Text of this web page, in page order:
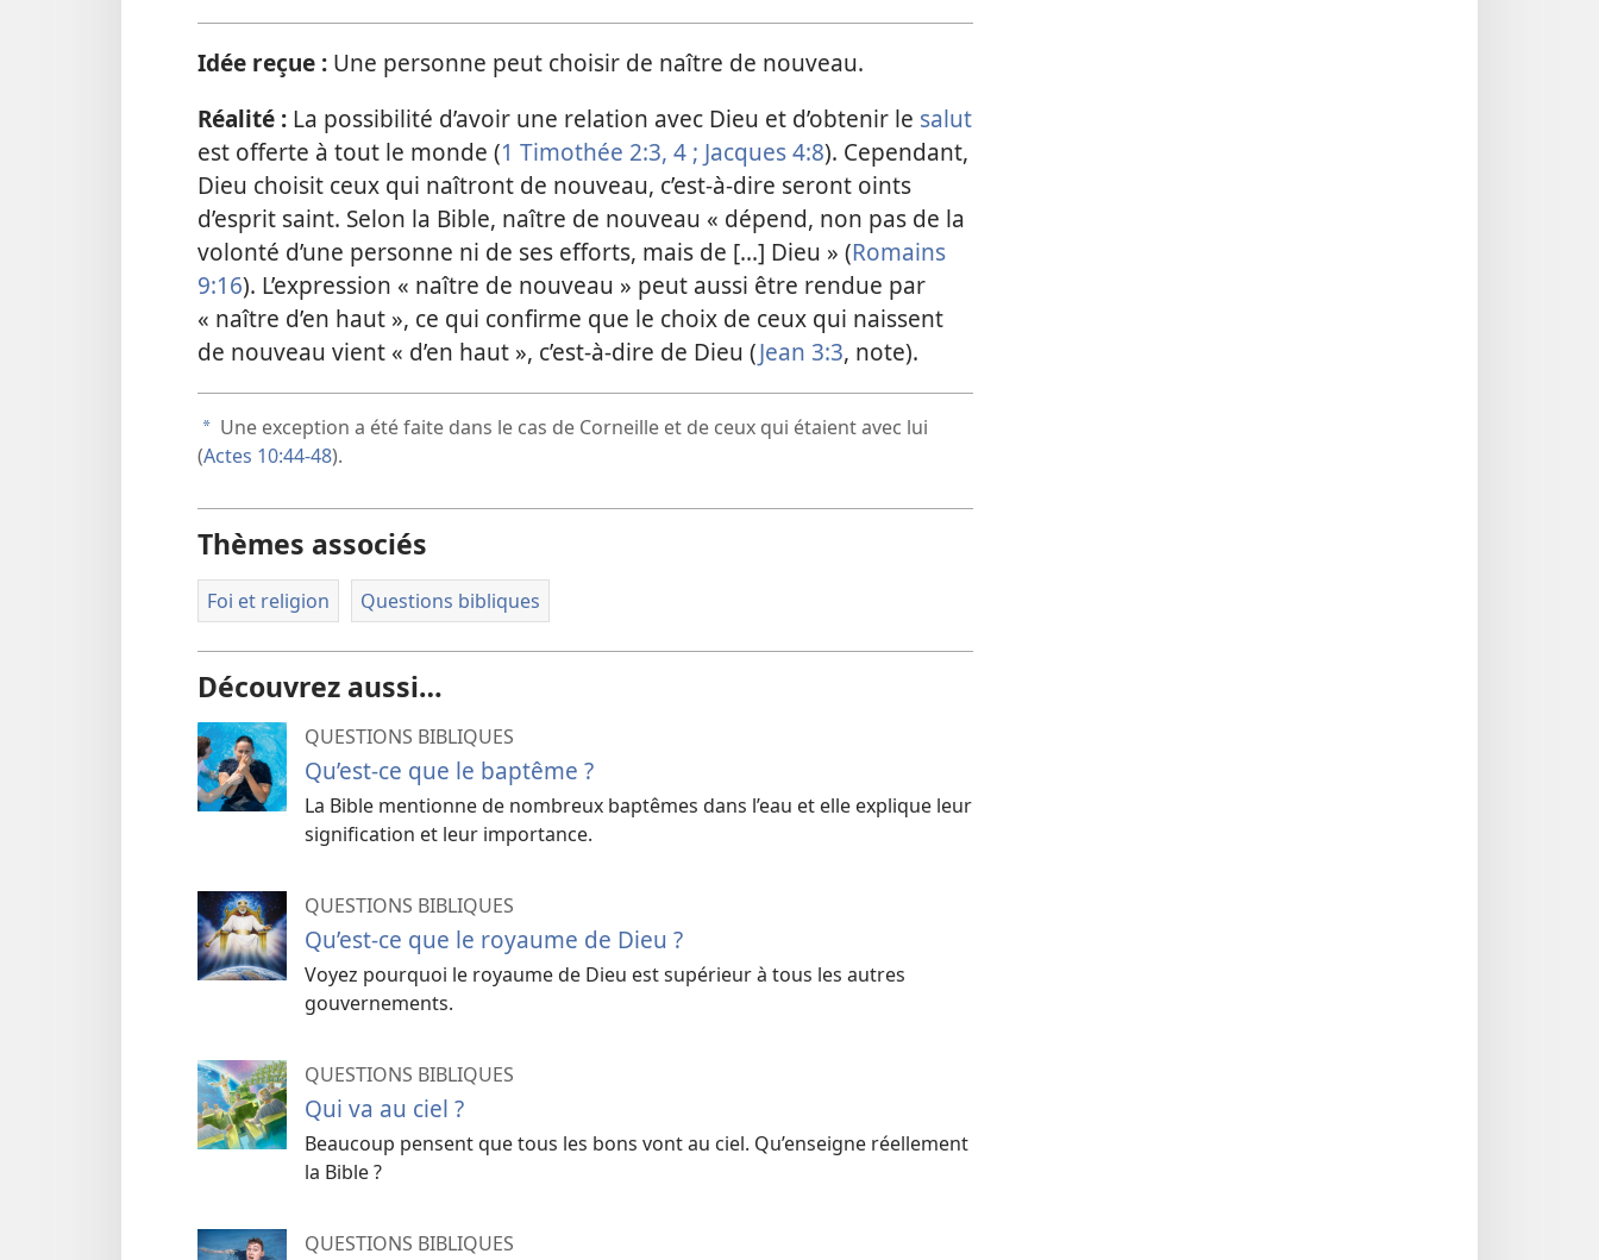
Idée reçue : Une personne peut choisir de naître de nouveau.
Réalité : La possibilité d’avoir une relation avec Dieu et d’obtenir le salut
est offerte à tout le monde (1 Timothée 2:3, 4 ; Jacques 4:8). Cependant,
Dieu choisit ceux qui naîtront de nouveau, c’est-à-dire seront oints
d’esprit saint. Selon la Bible, naître de nouveau « dépend, non pas de la
volonté d’une personne ni de ses efforts, mais de [...] Dieu » (Romains
9:16). L’expression « naître de nouveau » peut aussi être rendue par
« naître d’en haut », ce qui confirme que le choix de ceux qui naissent
de nouveau vient « d’en haut », c’est-à-dire de Dieu (Jean 3:3, note).
a Une exception a été faite dans le cas de Corneille et de ceux qui étaient avec lui
(Actes 10:44-48).
Thèmes associés
Foi et religion Questions bibliques
Découvrez aussi…
QUESTIONS BIBLIQUES
Qu’est-ce que le baptême ?
La Bible mentionne de nombreux baptêmes dans l’eau et elle explique leur
signification et leur importance.
QUESTIONS BIBLIQUES
Qu’est-ce que le royaume de Dieu ?
Voyez pourquoi le royaume de Dieu est supérieur à tous les autres
gouvernements.
QUESTIONS BIBLIQUES
Qui va au ciel ?
Beaucoup pensent que tous les bons vont au ciel. Qu’enseigne réellement
la Bible ?
QUESTIONS BIBLIQUES